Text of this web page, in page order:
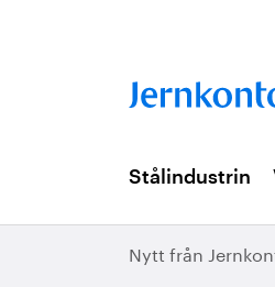
Stålindustrin
Nytt från